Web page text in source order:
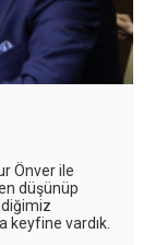
Önver ile
düşünüp
keyfine vardık.